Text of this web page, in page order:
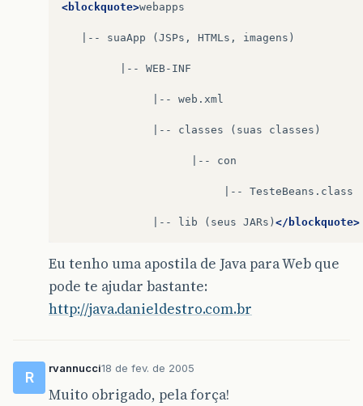
<blockquote>webapps
|-- suaApp (JSPs, HTMLs, imagens)
|-- WEB-INF
|-- web.xml
|-- classes (suas classes)
|-- con
|-- TesteBeans.class
|-- lib (seus JARs) </blockquote>
Eu tenho uma apostila de Java para Web que
pode te ajudar bastante:
http://java.danieldestro.com.br
R
rvannucci18 de fev. de 2005
Muito obrigado, pela força!